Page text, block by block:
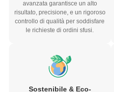
risultato, precisione, e un rigoroso
controllo di qualità per soddisfare
le richieste di ordini sfusi.
Sostenibile & Eco-